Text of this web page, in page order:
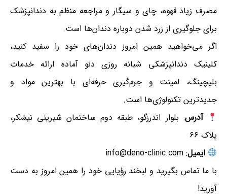
مصرف زیاد قهوه، چای و سیگار و مراجعه منظم به دندانپزشک
برای جلوگیری از زرد شدن دوباره دندان‌ها است.
اگر می‌خواهید همین امروز دندان‌های خود را سفید کنید،
کلینیک دندانپزشکی شبانه روزی دنو آماده ارائه خدمات
بلیچینگ، لمینت و جرم‌گیری حرفه‌ای با بهترین مواد و
جدیدترین تکنولوژی‌ها است.
آدرس: بلوار اندرزگو، طبقه دوم ساختمان شیرینی نیشکر،
پلاک ۶۶
ایمیل: info@deno-clinic.com
با ما تماس بگیرید و لبخند رؤیایی خود را همین امروز به دست
آورید!